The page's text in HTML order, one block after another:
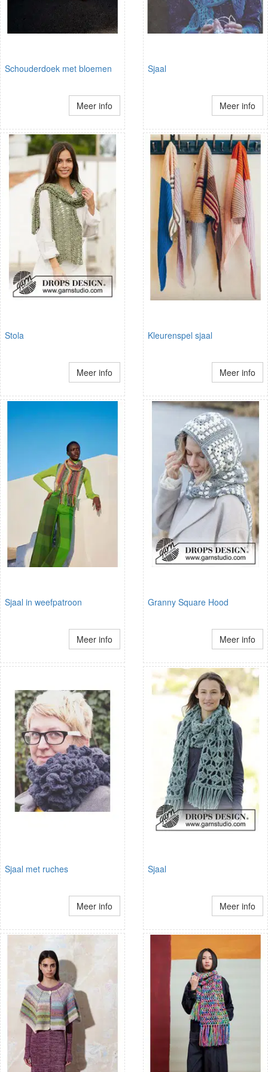
Schouderdoek met bloemen
Meer info
Sjaal
Meer info
Stola
Meer info
Kleurenspel sjaal
Meer info
Sjaal in weefpatroon
Meer info
Granny Square Hood
Meer info
Sjaal met ruches
Meer info
Sjaal
Meer info